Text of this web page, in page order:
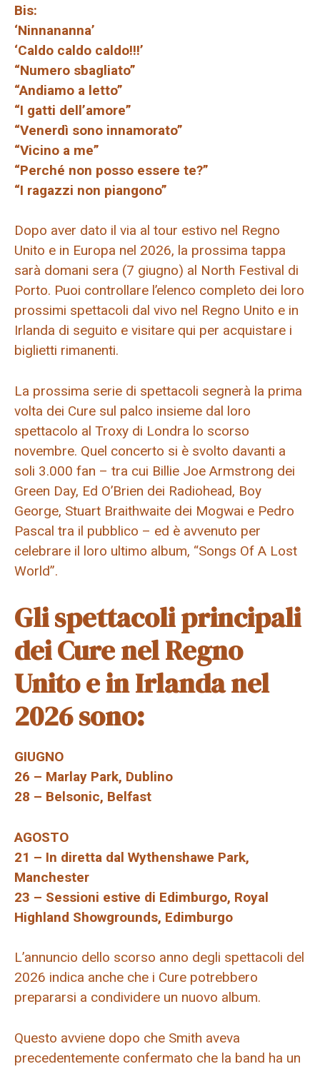
Bis:
‘Ninnananna’
‘Caldo caldo caldo!!!’
“Numero sbagliato”
“Andiamo a letto”
“I gatti dell’amore”
“Venerdì sono innamorato”
“Vicino a me”
“Perché non posso essere te?”
“I ragazzi non piangono”
Dopo aver dato il via al tour estivo nel Regno
Unito e in Europa nel 2026, la prossima tappa
sarà domani sera (7 giugno) al North Festival di
Porto. Puoi controllare l’elenco completo dei loro
prossimi spettacoli dal vivo nel Regno Unito e in
Irlanda di seguito e visitare qui per acquistare i
biglietti rimanenti.
La prossima serie di spettacoli segnerà la prima
volta dei Cure sul palco insieme dal loro
spettacolo al Troxy di Londra lo scorso
novembre. Quel concerto si è svolto davanti a
soli 3.000 fan – tra cui Billie Joe Armstrong dei
Green Day, Ed O’Brien dei Radiohead, Boy
George, Stuart Braithwaite dei Mogwai e Pedro
Pascal tra il pubblico – ed è avvenuto per
celebrare il loro ultimo album, “Songs Of A Lost
World”.
Gli spettacoli principali
dei Cure nel Regno
Unito e in Irlanda nel
2026 sono:
GIUGNO
26 – Marlay Park, Dublino
28 – Belsonic, Belfast
AGOSTO
21 – In diretta dal Wythenshawe Park,
Manchester
23 – Sessioni estive di Edimburgo, Royal
Highland Showgrounds, Edimburgo
L’annuncio dello scorso anno degli spettacoli del
2026 indica anche che i Cure potrebbero
prepararsi a condividere un nuovo album.
Questo avviene dopo che Smith aveva
precedentemente confermato che la band ha un